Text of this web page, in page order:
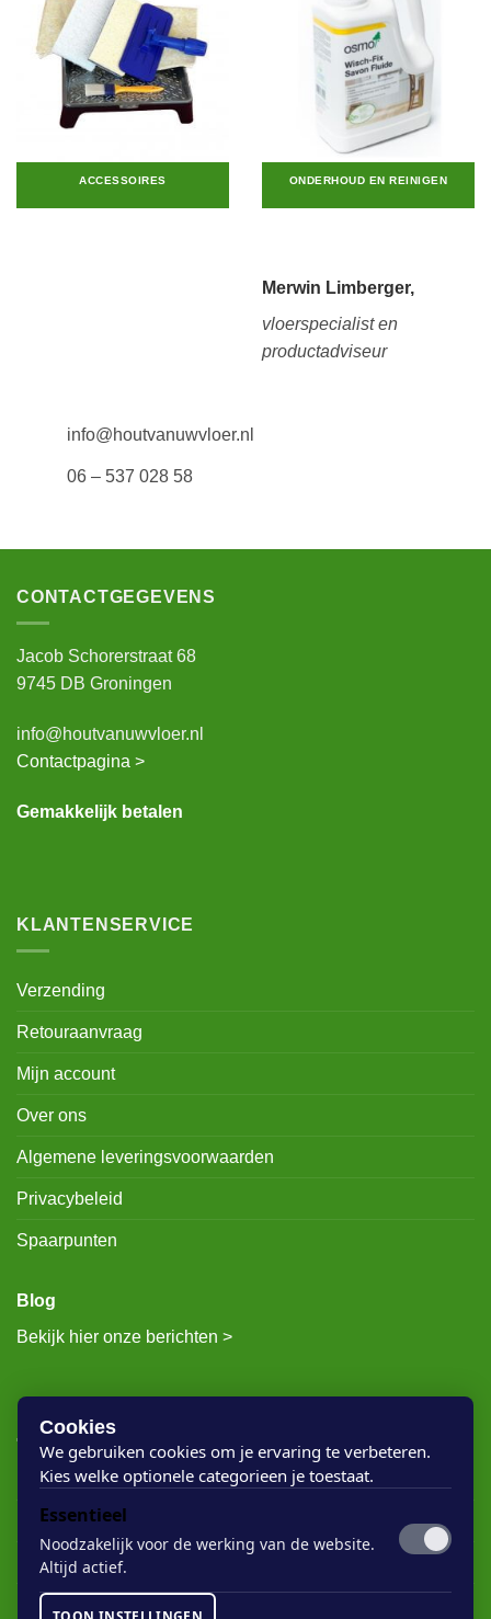
ACCESSOIRES ONDERHOUD EN REINIGEN
Merwin Limberger,
vloerspecialist en
productadviseur
info@houtvanuwvloer.nl
06 – 537 028 58
CONTACTGEGEVENS
Jacob Schorerstraat 68
9745 DB Groningen
info@houtvanuwvloer.nl
Contactpagina >
Gemakkelijk betalen
KLANTENSERVICE
Verzending
Retouraanvraag
Mijn account
Over ons
Algemene leveringsvoorwaarden
Privacybeleid
Spaarpunten
Blog
Bekijk hier onze berichten >
Rigostep Skylt
Rubio Monocoat Oil Plus 2c
Houten vloer lak
Floorservice Onderhoudsolie
Cookies
We gebruiken cookies om je ervaring te verbeteren.
Kies welke optionele categorieen je toestaat.
Essentieel
Noodzakelijk voor de werking van de website.
Altijd actief.